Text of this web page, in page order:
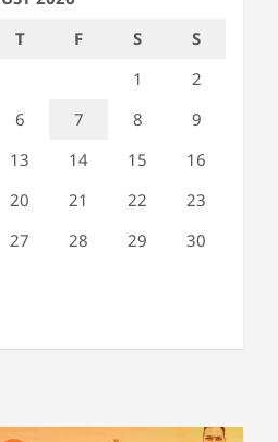
T F S
S
1
2
6 7 8
9
13 14 15
16
20 21 22
23
27 28 29
30